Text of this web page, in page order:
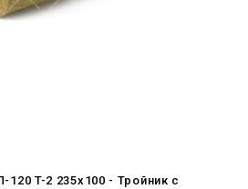
T-2 235x100 - Тройник c